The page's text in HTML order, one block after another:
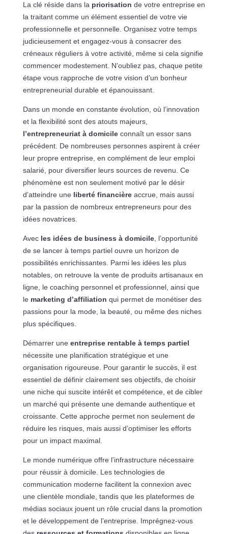
La clé réside dans la priorisation de votre entreprise en
la traitant comme un élément essentiel de votre vie
professionnelle et personnelle. Organisez votre temps
judicieusement et engagez-vous à consacrer des
créneaux réguliers à votre activité, même si cela signifie
commencer modestement. N’oubliez pas, chaque petite
étape vous rapproche de votre vision d’un bonheur
entrepreneurial durable et épanouissant.
Dans un monde en constante évolution, où l’innovation
et la flexibilité sont des atouts majeurs,
l’entrepreneuriat à domicileconnaît un essor sans
précédent. De nombreuses personnes aspirent à créer
leur propre entreprise, en complément de leur emploi
salarié, pour diversifier leurs sources de revenu. Ce
phénomène est non seulement motivé par le désir
d’atteindre une liberté financièreaccrue, mais aussi
par la passion de nombreux entrepreneurs pour des
idées novatrices.
Avec les idées de business à domicile, l’opportunité
de se lancer à temps partiel ouvre un horizon de
possibilités enrichissantes. Parmi les idées les plus
notables, on retrouve la vente de produits artisanaux en
ligne, le coaching personnel et professionnel, ainsi que
le marketing d’affiliation qui permet de monétiser des
passions pour la mode, la beauté, ou même des niches
plus spécifiques.
Démarrer une entreprise rentable à temps partiel
nécessite une planification stratégique et une
organisation rigoureuse. Pour garantir le succès, il est
essentiel de définir clairement ses objectifs, de choisir
une niche qui suscite intérêt et compétence, et de cibler
un marché qui présente une demande authentique et
croissante. Cette approche permet non seulement de
réduire les risques, mais aussi d’optimiser les efforts
pour un impact maximal.
Le monde numérique offre l’infrastructure nécessaire
pour réussir à domicile. Les technologies de
communication moderne facilitent la connexion avec
une clientèle mondiale, tandis que les plateformes de
médias sociaux jouent un rôle crucial dans la promotion
et le développement de l’entreprise. Imprégnez-vous